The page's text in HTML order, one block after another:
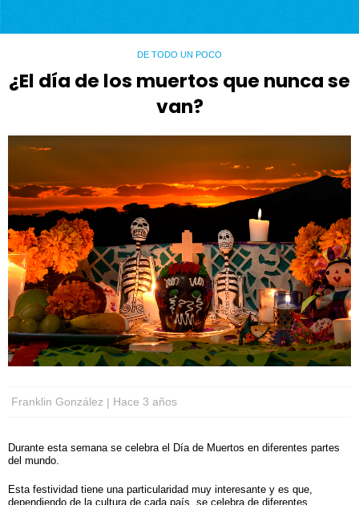
DE TODO UN POCO
¿El día de los muertos que nunca se
van?
Franklin González Hace 3 años
Durante esta semana se celebra el Día de Muertos en diferentes partes
del mundo.
Esta festividad tiene una particularidad muy interesante y es que,
dependiendo de la cultura de cada país, se celebra de diferentes